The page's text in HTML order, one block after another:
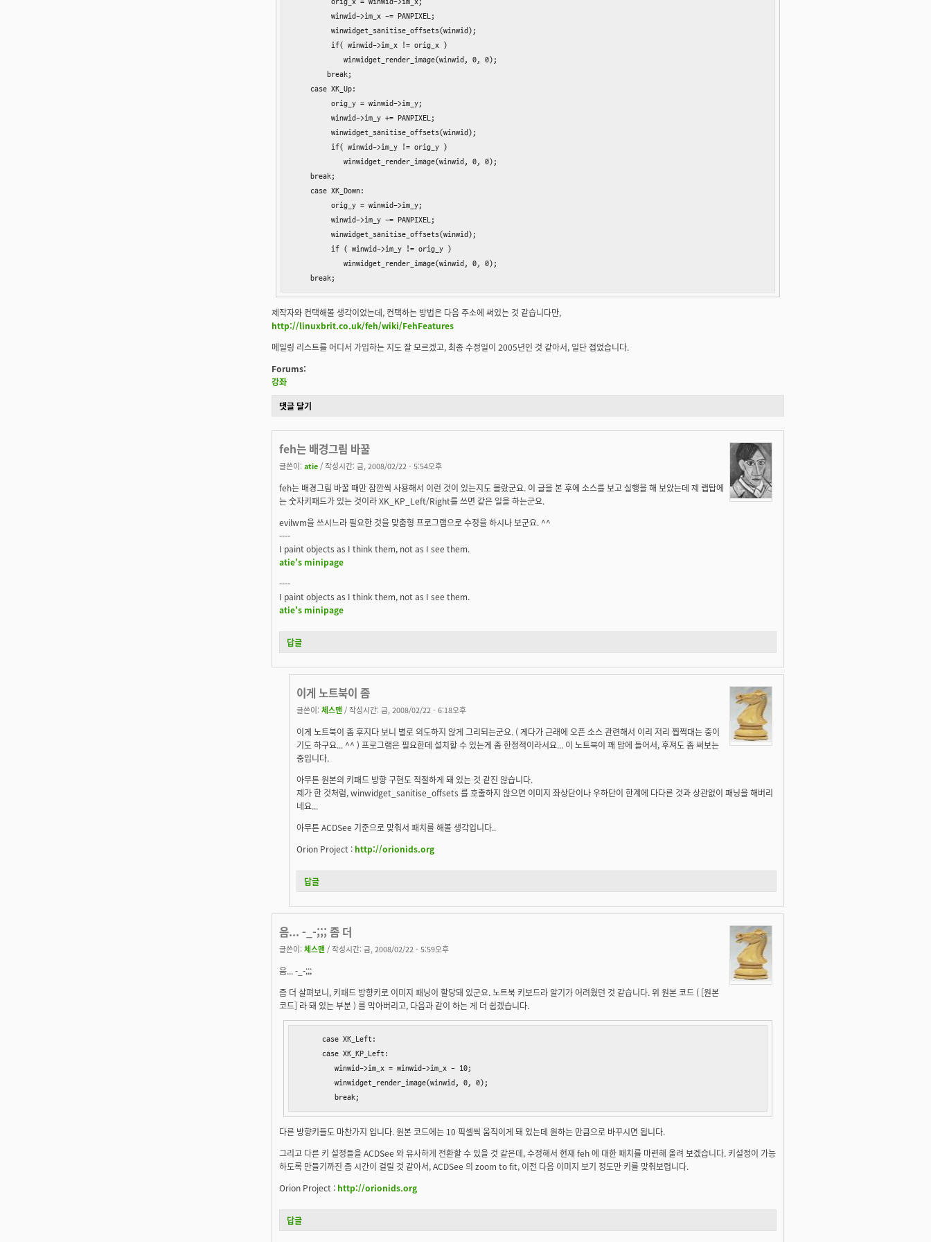
         winwid->im_x -= PANPIXEL;
         winwidget_sanitise_offsets(winwid);
         if( winwid->im_x != orig_x )
            winwidget_render_image(winwid, 0, 0);
        break;
    case XK_Up:
         orig_y = winwid->im_y;
         winwid->im_y += PANPIXEL;
         winwidget_sanitise_offsets(winwid);
         if( winwid->im_y != orig_y )
            winwidget_render_image(winwid, 0, 0);
    break;
    case XK_Down:
         orig_y = winwid->im_y;
         winwid->im_y -= PANPIXEL;
         winwidget_sanitise_offsets(winwid);
         if ( winwid->im_y != orig_y )
            winwidget_render_image(winwid, 0, 0);
    break;
제작자와 컨택해볼 생각이었는데, 컨택하는 방법은 다음 주소에 써있는 것 같습니다만,
http://linuxbrit.co.uk/feh/wiki/FehFeatures
메일링 리스트를 어디서 가입하는 지도 잘 모르겠고, 최종 수정일이 2005년인 것 같아서, 일단 접었습니다.
Forums:
강좌
댓글 달기
feh는 배경그림 바꿀
글쓴이: atie / 작성시간: 금, 2008/02/22 - 5:54오후
feh는 배경그림 바꿀 때만 잠깐씩 사용해서 이런 것이 있는지도 몰랐군요. 이 글을 본 후에 소스를 보고 실행을 해 보았는데 제 랩탑에
는 숫자키패드가 있는 것이라 XK_KP_Left/Right를 쓰면 같은 일을 하는군요.
evilwm을 쓰시느라 필요한 것을 맞춤형 프로그램으로 수정을 하시나 보군요. ^^
----
I paint objects as I think them, not as I see them.
atie's minipage
----
I paint objects as I think them, not as I see them.
atie's minipage
답글
이게 노트북이 좀
글쓴이: 체스맨 / 작성시간: 금, 2008/02/22 - 6:18오후
이게 노트북이 좀 후지다 보니 별로 의도하지 않게 그리되는군요. ( 게다가 근래에 오픈 소스 관련해서 이리 저리 찝쩍대는 중이
기도 하구요... ^^ ) 프로그램은 필요한데 설치할 수 있는게 좀 한정적이라서요... 이 노트북이 꽤 맘에 들어서, 후져도 좀 써보는
중입니다.
아무튼 원본의 키패드 방향 구현도 적절하게 돼 있는 것 같진 않습니다.
제가 한 것처럼, winwidget_sanitise_offsets 를 호출하지 않으면 이미지 좌상단이나 우하단이 한계에 다다른 것과 상관없이 패닝을 해버리
네요...
아무튼 ACDSee 기준으로 맞춰서 패치를 해볼 생각입니다..
Orion Project : http://orionids.org
답글
음... -_-;;; 좀 더
글쓴이: 체스맨 / 작성시간: 금, 2008/02/22 - 5:59오후
음... -_-;;;
좀 더 살펴보니, 키패드 방향키로 이미지 패닝이 할당돼 있군요. 노트북 키보드라 알기가 어려웠던 것 같습니다. 위 원본 코드 ( [원본
코드] 라 돼 있는 부분 ) 를 막아버리고, 다음과 같이 하는 게 더 쉽겠습니다.
     case XK_Left:
     case XK_KP_Left:
        winwid->im_x = winwid->im_x - 10;
        winwidget_render_image(winwid, 0, 0);
        break;
다른 방향키들도 마찬가지 입니다. 원본 코드에는 10 픽셀씩 움직이게 돼 있는데 원하는 만큼으로 바꾸시면 됩니다.
그리고 다른 키 설정들을 ACDSee 와 유사하게 전환할 수 있을 것 같은데, 수정해서 현재 feh 에 대한 패치를 마련해 올려 보겠습니다. 키설정이 가능
하도록 만들기까진 좀 시간이 걸릴 것 같아서, ACDSee 의 zoom to fit, 이전 다음 이미지 보기 정도만 키를 맞춰보렵니다.
Orion Project : http://orionids.org
답글